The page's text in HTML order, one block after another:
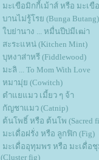
มะเขือมิกกี้เม้าส์ หรือ มะเขื
บานไม่รู้โรย (Bunga Butang)
บย่านาง ... หมื่นปีบ่มีเฒ่า
สะระแหน่ (Kitchen Mint)
บุหงาส่าหรี (Fiddlewood)
มะลิ ... To Mom With Love
หมามุ่ย (Cowitch)
ตำแยแมว เมี้ยว ๆ จ้า
กัญชาแมว (Catnip)
ต้นโพธิ์ หรือ ต้นโพ (Sacred
มะเดื่อฝรั่ง หรือ ลูกฟิก (Fig)
มะเดื่ออุทุมพร หรือ มะเดื่อ
(Cluster fig)